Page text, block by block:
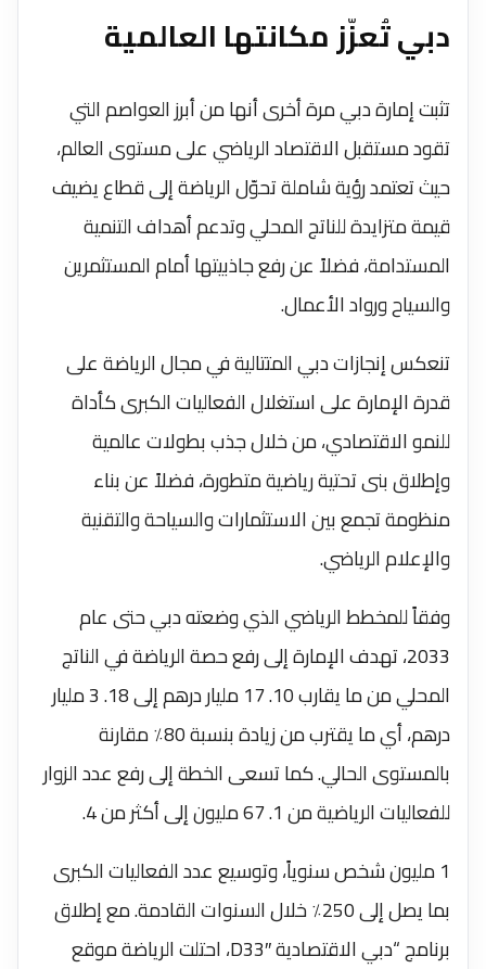
دبي تُعزّز مكانتها العالمية
تثبت إمارة دبي مرة أخرى أنها من أبرز العواصم التي
تقود مستقبل الاقتصاد الرياضي على مستوى العالم،
حيث تعتمد رؤية شاملة تحوّل الرياضة إلى قطاع يضيف
قيمة متزايدة للناتج المحلي وتدعم أهداف التنمية
المستدامة، فضلاً عن رفع جاذبيتها أمام المستثمرين
والسياح ورواد الأعمال.
تنعكس إنجازات دبي المتتالية في مجال الرياضة على
قدرة الإمارة على استغلال الفعاليات الكبرى كأداة
للنمو الاقتصادي، من خلال جذب بطولات عالمية
وإطلاق بنى تحتية رياضية متطورة، فضلاً عن بناء
منظومة تجمع بين الاستثمارات والسياحة والتقنية
والإعلام الرياضي.
وفقاً للمخطط الرياضي الذي وضعته دبي حتى عام
2033، تهدف الإمارة إلى رفع حصة الرياضة في الناتج
المحلي من ما يقارب 10. 17 مليار درهم إلى 18. 3 مليار
درهم، أي ما يقترب من زيادة بنسبة 80٪ مقارنة
بالمستوى الحالي. كما تسعى الخطة إلى رفع عدد الزوار
للفعاليات الرياضية من 1. 67 مليون إلى أكثر من 4.
1 مليون شخص سنوياً، وتوسيع عدد الفعاليات الكبرى
بما يصل إلى 250٪ خلال السنوات القادمة. مع إطلاق
برنامج “دبي الاقتصادية D33″، احتلت الرياضة موقع